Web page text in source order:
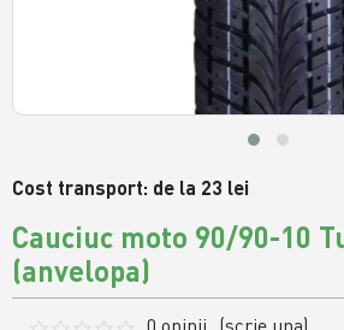
Cost transport: de la 23 lei
Cauciuc moto 90/90-10
(anvelopa)